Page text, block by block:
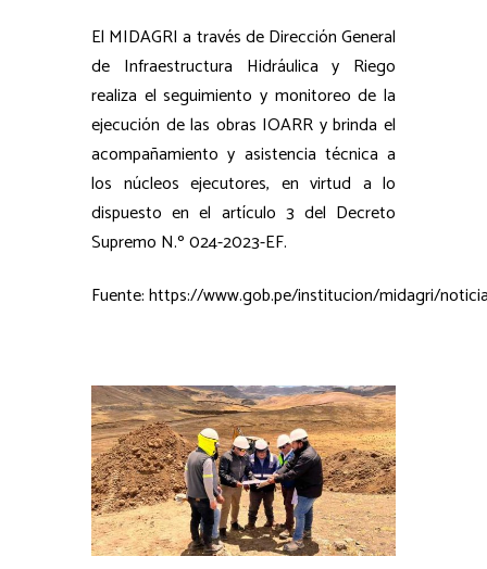
El MIDAGRI a través de Dirección General
de Infraestructura Hidráulica y Riego
realiza el seguimiento y monitoreo de la
ejecución de las obras IOARR y brinda el
acompañamiento y asistencia técnica a
los núcleos ejecutores, en virtud a lo
dispuesto en el artículo 3 del Decreto
Supremo N.º 024-2023-EF.
Fuente: https://www.gob.pe/institucion/midagri/